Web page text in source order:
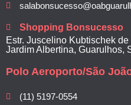
Shopping Bonsucesso
Estr. Juscelino Kubtischek
Jardim Albertina, Guarulhos,
Polo Aeroporto/São
(11) 5197-0554